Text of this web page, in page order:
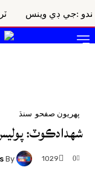
ڊي وينس ٽرمپ
پهريون صفحو سنڌ
شهدادڪوٽ:
By 0
1029